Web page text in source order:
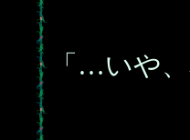
「…いや